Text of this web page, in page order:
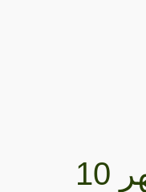
هذه افضل وأشهر 10